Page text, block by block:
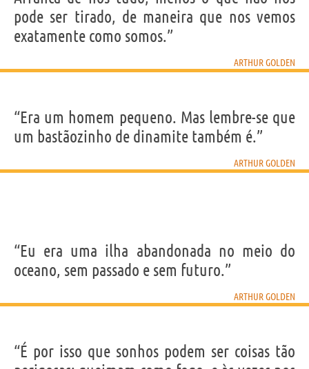
pode ser tirado, de maneira que nos vemos
exatamente como somos.”
ARTHUR GOLDEN
“Era um homem pequeno. Mas lembre-se que
um bastãozinho de dinamite também é.”
ARTHUR GOLDEN
“Eu era uma ilha abandonada no meio do
oceano, sem passado e sem futuro.”
ARTHUR GOLDEN
“É por isso que sonhos podem ser coisas tão